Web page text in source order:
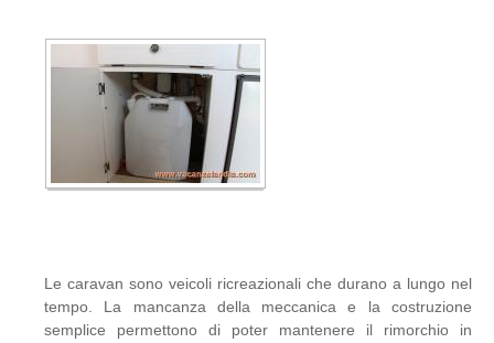
Le caravan sono veicoli ricreazionali che durano a lungo nel
tempo. La mancanza della meccanica e la costruzione
semplice permettono di poter mantenere il rimorchio in